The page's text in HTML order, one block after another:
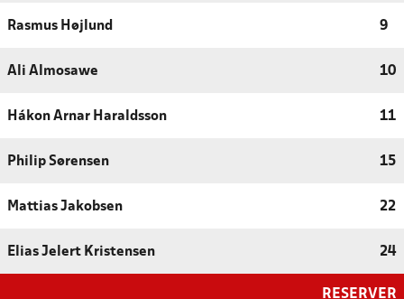
Rasmus Højlund 9
Ali Almosawe 10
Hákon Arnar Haraldsson 11
Philip Sørensen 15
Mattias Jakobsen 22
Elias Jelert Kristensen 24
RESERVER